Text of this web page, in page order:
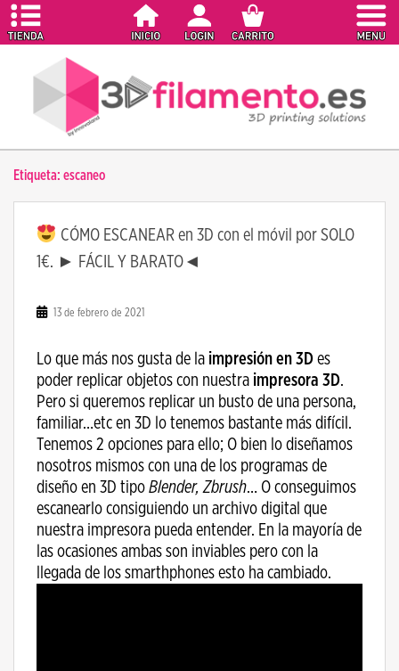
Etiqueta: escaneo
CÓMO ESCANEAR en 3D con el móvil por SOLO
1€. ► FÁCIL Y BARATO◄
13 de febrero de 2021
Lo que más nos gusta de la impresión en 3D es
poder replicar objetos con nuestra impresora 3D.
Pero si queremos replicar un busto de una persona,
familiar…etc en 3D lo tenemos bastante más difícil.
Tenemos 2 opciones para ello; O bien lo diseñamos
nosotros mismos con una de los programas de
diseño en 3D tipo Blender, Zbrush… O conseguimos
escanearlo consiguiendo un archivo digital que
nuestra impresora pueda entender. En la mayoría de
las ocasiones ambas son inviables pero con la
llegada de los smarthphones esto ha cambiado.